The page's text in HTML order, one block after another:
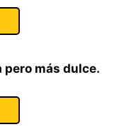
pero más dulce.